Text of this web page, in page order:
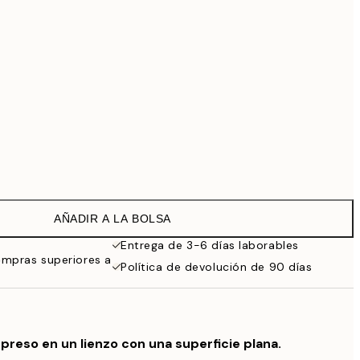
AÑADIR A LA BOLSA
Entrega de 3-6 días laborables
superiores a
Política de devolución de 90 días
en un lienzo con una superficie plana.